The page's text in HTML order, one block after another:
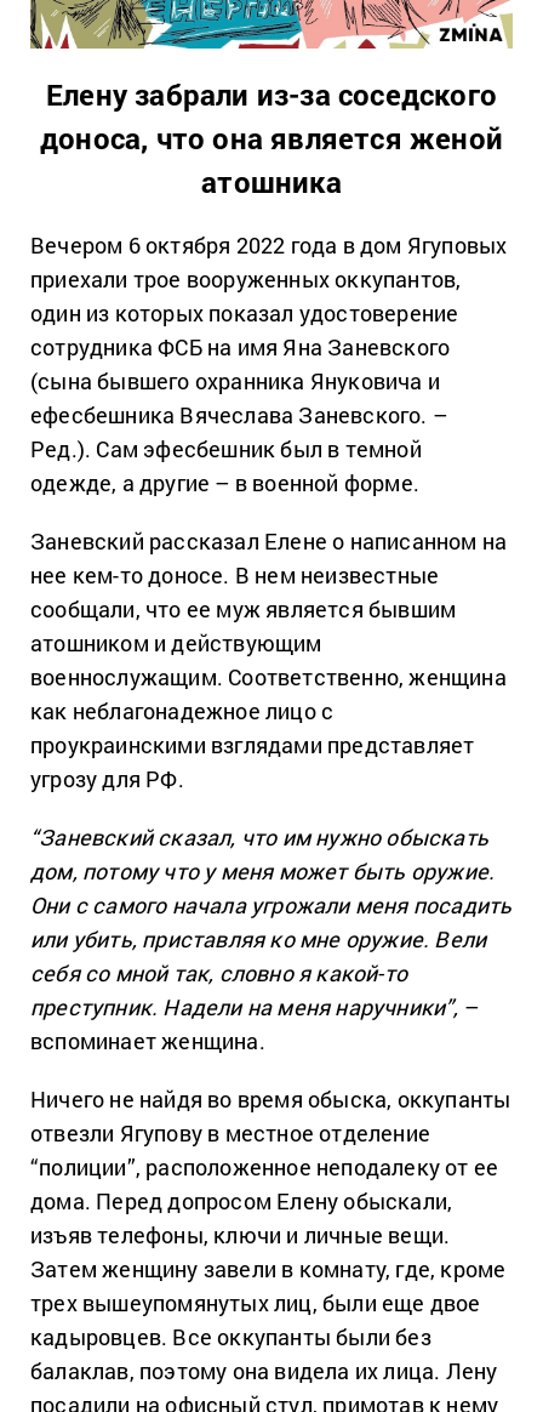
Елену забрали из-за соседского
доноса, что она является женой
атошника
Вечером 6 октября 2022 года в дом Ягуповых
приехали трое вооруженных оккупантов,
один из которых показал удостоверение
сотрудника ФСБ на имя Яна Заневского
(сына бывшего охранника Януковича и
ефесбешника Вячеслава Заневского. –
Ред.). Сам эфесбешник был в темной
одежде, а другие – в военной форме.
Заневский рассказал Елене о написанном на
нее кем-то доносе. В нем неизвестные
сообщали, что ее муж является бывшим
атошником и действующим
военнослужащим. Соответственно, женщина
как неблагонадежное лицо с
проукраинскими взглядами представляет
угрозу для РФ.
“Заневский сказал, что им нужно обыскать
дом, потому что у меня может быть оружие.
Они с самого начала угрожали меня посадить
или убить, приставляя ко мне оружие. Вели
себя со мной так, словно я какой-то
преступник. Надели на меня наручники”, –
вспоминает женщина.
Ничего не найдя во время обыска, оккупанты
отвезли Ягупову в местное отделение
“полиции”, расположенное неподалеку от ее
дома. Перед допросом Елену обыскали,
изъяв телефоны, ключи и личные вещи.
Затем женщину завели в комнату, где, кроме
трех вышеупомянутых лиц, были еще двое
кадыровцев. Все оккупанты были без
балаклав, поэтому она видела их лица. Лену
посадили на офисный стул, примотав к нему